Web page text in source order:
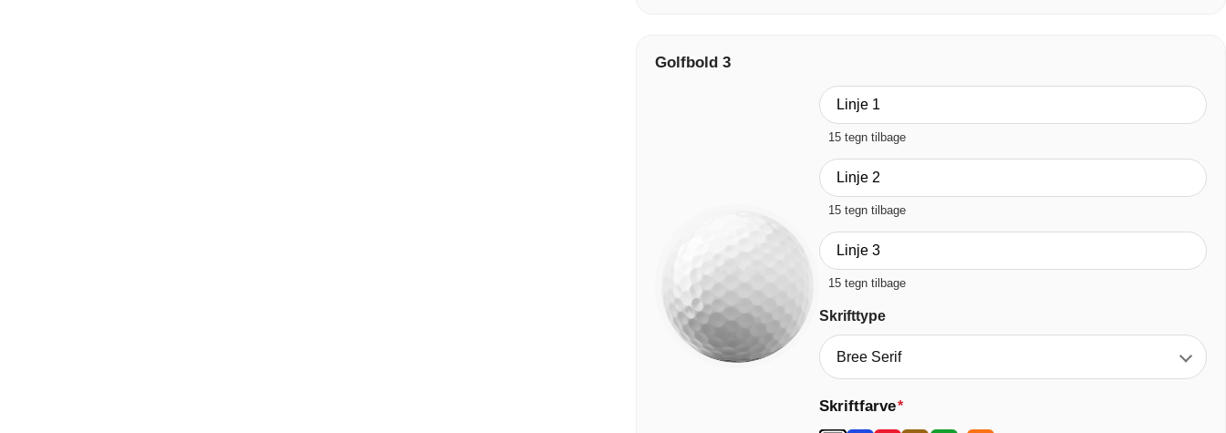
Golfbold 3
15 tegn tilbage
15 tegn tilbage
15 tegn tilbage
Skrifttype
Skriftfarve*